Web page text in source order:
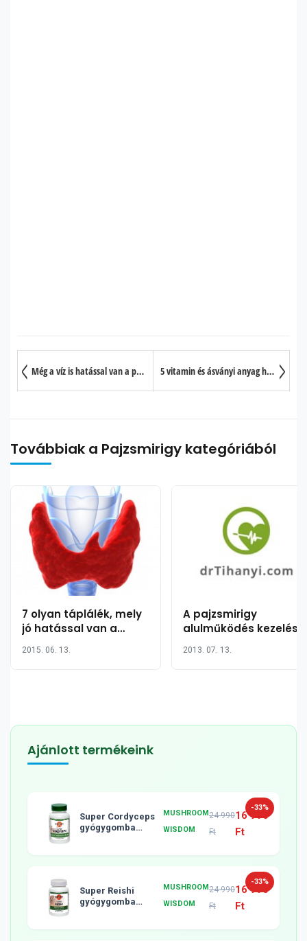
Még a víz is hatással van a pajzsmirigy működére? 5 vitamin és ásványi anyag hiány, amely pajzsmirigy betegségek esetén igen gyakori
Továbbiak a Pajzsmirigy kategóriából
7 olyan táplálék, mely
jó hatással van a
alulműködésre
2015. 06. 13.
A pajzsmirigy
alulműködés kezelése
2013. 07. 13.
Ajánlott termékeink
-33%
Super Cordyceps
gyógygomba
MUSHROOM
WISDOM
24 990
Ft
16 990
Ft
-33%
Super Reishi
gyógygomba
MUSHROOM
WISDOM
24 990
Ft
16 990
Ft